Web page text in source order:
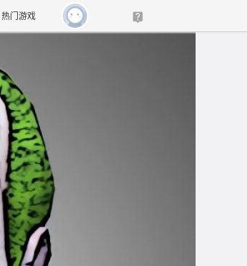
热门游戏
传奇4
新天龙八部
新仙侠5